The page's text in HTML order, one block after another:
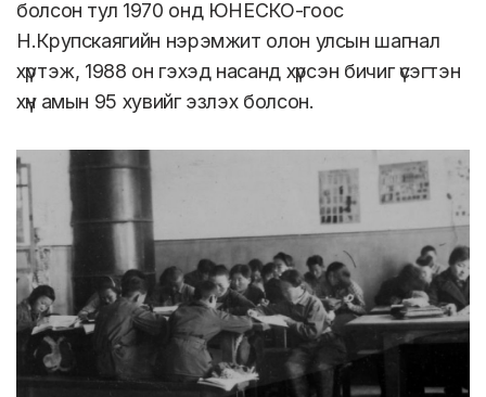
болсон тул 1970 онд ЮНЕСКО-гоос
Н.Крупскаягийн нэрэмжит олон улсын шагнал
хүртэж, 1988 он гэхэд насанд хүрсэн бичиг үсэгтэн
хүн амын 95 хувийг эзлэх болсон.